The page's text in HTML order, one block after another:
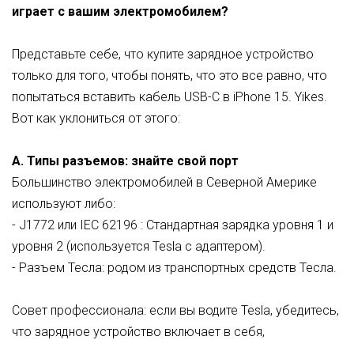
играет с вашим электромобилем?
Представьте себе, что купите зарядное устройство
только для того, чтобы понять, что это все равно, что
попытаться вставить кабель USB-C в iPhone 15. Yikes.
Вот как уклониться от этого:
A. Типы разъемов: знайте свой порт
Большинство электромобилей в Северной Америке
используют либо:
- J1772 или IEC 62196 : Стандартная зарядка уровня 1 и
уровня 2 (используется Tesla с адаптером).
- Разъем Тесла: родом из транспортных средств Тесла.
Совет профессионала: если вы водите Tesla, убедитесь,
что зарядное устройство включает в себя,